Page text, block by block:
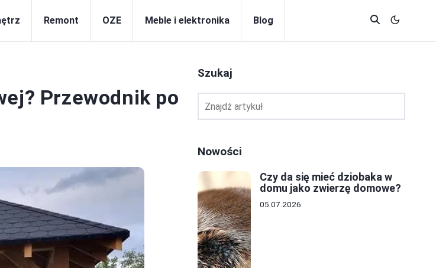
Remont OZE Meble i elektronika Blog
Przewodnik po
Szukaj
Nowości
Czy da się mieć dziobaka w
domu jako zwierzę domowe?
05.07.2026